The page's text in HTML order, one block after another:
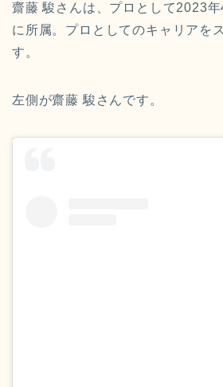
齋藤 駿さんは、プロとして2023
に所属。プロとしてのキャリアを
す。
左側が齋藤 駿さんです。